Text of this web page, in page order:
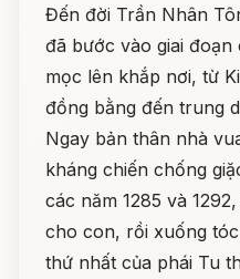
Đến đời Trần Nhân
đã bước vào giai
mọc lên khắp nơi, từ
đồng bằng đến trung
Ngay bản thân nhà
kháng chiến chống
các năm 1285 và
cho con, rồi xuống
thứ nhất của phái Tu